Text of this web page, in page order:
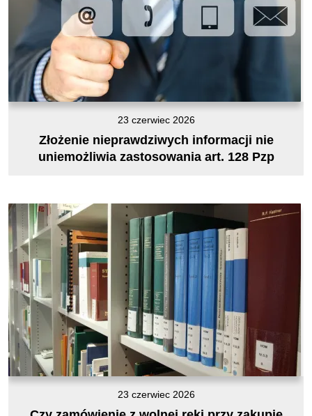
23 czerwiec 2026
Złożenie nieprawdziwych informacji nie
uniemożliwia zastosowania art. 128 Pzp
23 czerwiec 2026